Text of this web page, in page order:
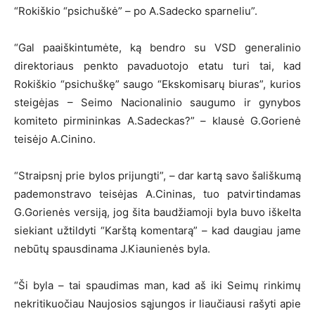
“Rokiškio “psichuškė” – po A.Sadecko sparneliu”.
“Gal paaiškintumėte, ką bendro su VSD generalinio
direktoriaus penkto pavaduotojo etatu turi tai, kad
Rokiškio “psichuškę” saugo “Ekskomisarų biuras”, kurios
steigėjas – Seimo Nacionalinio saugumo ir gynybos
komiteto pirmininkas A.Sadeckas?” – klausė G.Gorienė
teisėjo A.Cinino.
“Straipsnį prie bylos prijungti”, – dar kartą savo šališkumą
pademonstravo teisėjas A.Cininas, tuo patvirtindamas
G.Gorienės versiją, jog šita baudžiamoji byla buvo iškelta
siekiant užtildyti “Karštą komentarą” – kad daugiau jame
nebūtų spausdinama J.Kiaunienės byla.
“Ši byla – tai spaudimas man, kad aš iki Seimų rinkimų
nekritikuočiau Naujosios sąjungos ir liaučiausi rašyti apie